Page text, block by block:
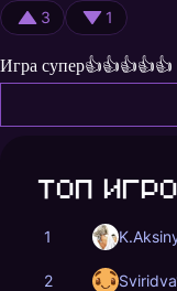
3 1
Игра супер👍👍👍👍👍
Топ
1
2